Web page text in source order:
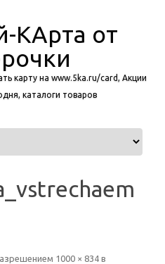
КАрта от
карту на www.5ka.ru/card, Акции
каталоги товаров
1000 × 834 в